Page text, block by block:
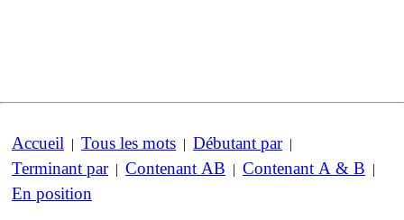
Accueil | Tous les mots | Débutant par|
Terminant par| Contenant AB | Contenant A & B |
En position